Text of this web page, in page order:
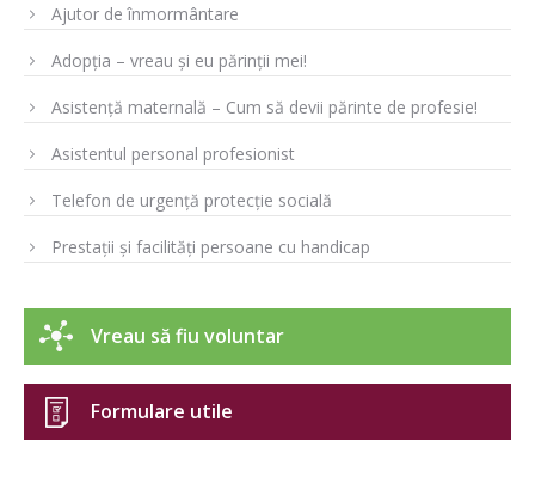
Ajutor de înmormântare
Adopția – vreau și eu părinții mei!
Asistență maternală – Cum să devii părinte de profesie!
Asistentul personal profesionist
Telefon de urgență protecție socială
Prestații și facilități persoane cu handicap
Vreau să fiu voluntar
Formulare utile